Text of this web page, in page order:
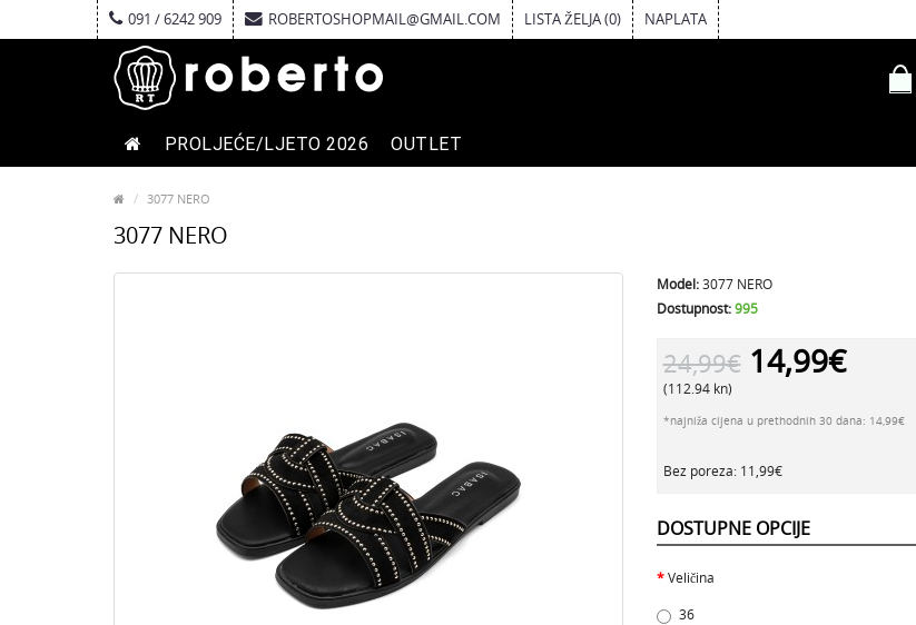
091 / 6242 909 ROBERTOSHOPMAIL@GMAIL.COM LISTA ŽELJA (0) NAPLATA
PROLJEĆE/LJETO 2026 OUTLET
3077 NERO
3077 NERO
Model:3077 NERO
Dostupnost: 995
24,99€ 14,99€
(112.94 kn)
*najniža cijena u prethodnih 30 dana: 14,99€
Bez poreza: 11,99€
DOSTUPNE OPCIJE
Veličina
36